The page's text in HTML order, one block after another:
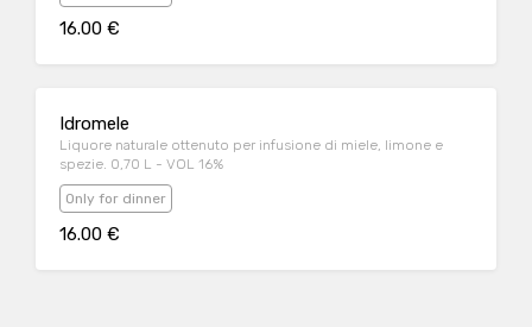
16.00 €
Idromele
Liquore naturale ottenuto per infusione di miele, limone e
spezie. 0,70 L - VOL 16%
Only for dinner
16.00 €